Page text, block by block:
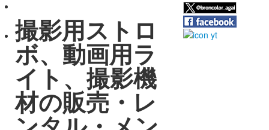
撮影用ストロ
ボ、動画用ラ
イト、撮影機
材の販売・レ